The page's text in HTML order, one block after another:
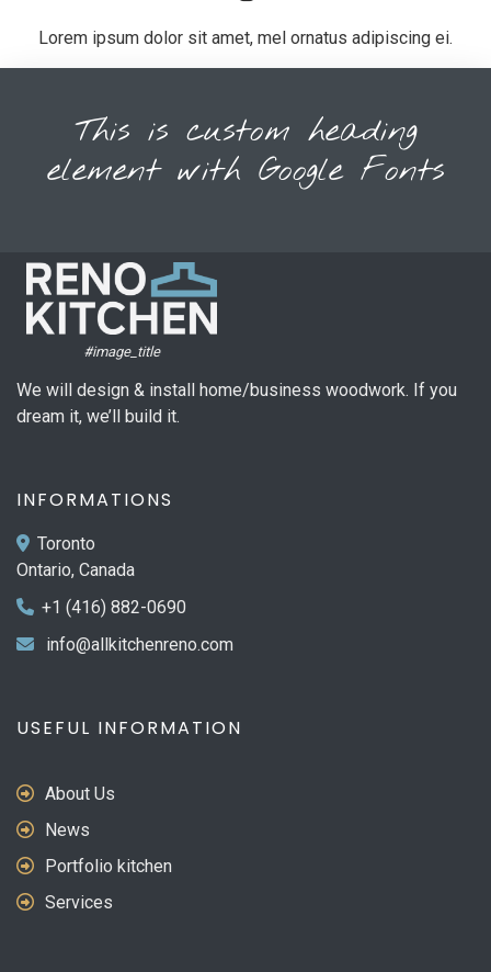
Lorem ipsum dolor sit amet, mel ornatus adipiscing ei.
This is custom heading
element with Google Fonts
#image_title
We will design & install home/business woodwork. If you
dream it, we’ll build it.
INFORMATIONS
Toronto
Ontario, Canada
+1 (416) 882-0690
info@allkitchenreno.com
USEFUL INFORMATION
About Us
News
Portfolio kitchen
Services